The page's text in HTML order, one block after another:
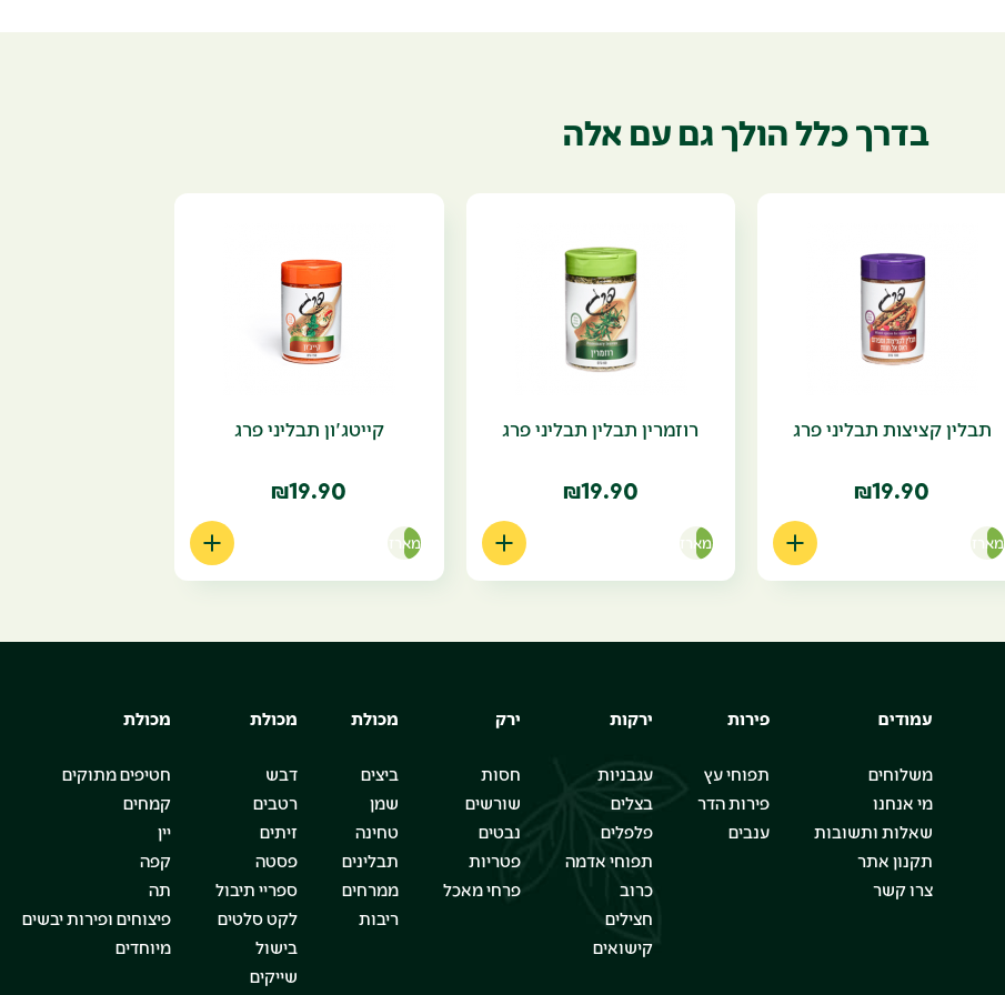
בדרך כלל הולך גם עם אלה
תבלין קציצות תבליני פרג
₪19.90
מארז
רוזמרין תבלין תבליני פרג
₪19.90
מארז
קייטג'ון תבליני פרג
₪19.90
מארז
עמודים
משלוחים
מי אנחנו
שאלות ותשובות
תקנון אתר
צרו קשר
פירות
תפוחי עץ
פירות הדר
ענבים
ירקות
עגבניות
בצלים
פלפלים
תפוחי אדמה
כרוב
חצילים
קישואים
ירק
חסות
שורשים
נבטים
פטריות
פרחי מאכל
מכולת
ביצים
שמן
טחינה
תבלינים
ממרחים
ריבות
מכולת
דבש
רטבים
זיתים
פסטה
ספריי תיבול
לקט סלטים
בישול
שייקים
מכולת
חטיפים מתוקים
קמחים
יין
קפה
תה
פיצוחים ופירות יבשים
מיוחדים